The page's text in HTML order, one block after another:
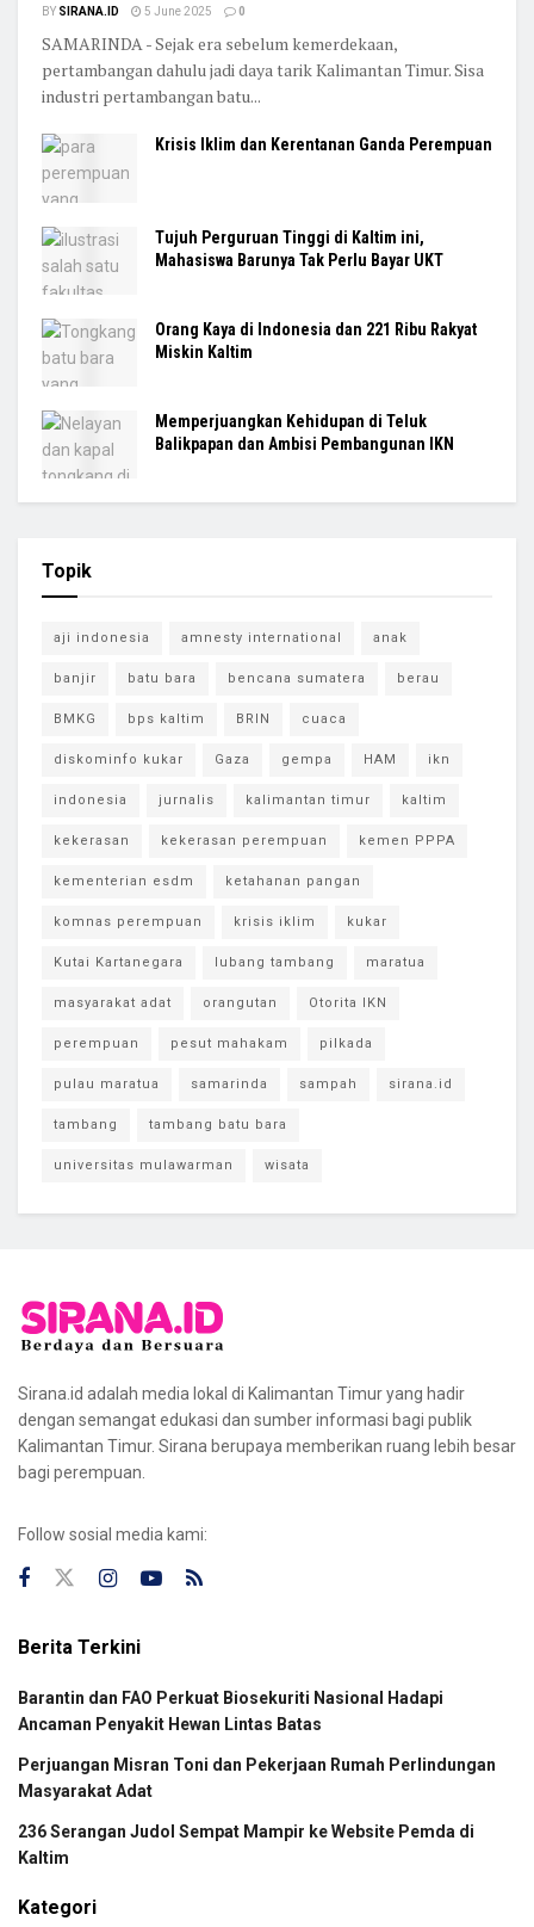
BY SIRANA.ID 5 June 2025 0
SAMARINDA - Sejak era sebelum kemerdekaan,
pertambangan dahulu jadi daya tarik Kalimantan Timur. Sisa
industri pertambangan batu...
Krisis Iklim dan Kerentanan Ganda Perempuan
Tujuh Perguruan Tinggi di Kaltim ini,
Mahasiswa Barunya Tak Perlu Bayar UKT
Orang Kaya di Indonesia dan 221 Ribu Rakyat
Miskin Kaltim
Memperjuangkan Kehidupan di Teluk
Balikpapan dan Ambisi Pembangunan IKN
Topik
aji indonesia amnesty international anak
banjir batu bara bencana sumatera berau
BMKG bps kaltim BRIN cuaca
diskominfo kukar Gaza gempa HAM ikn
indonesia jurnalis kalimantan timur kaltim
kekerasan kekerasan perempuan kemen PPPA
kementerian esdm ketahanan pangan
komnas perempuan krisis iklim kukar
Kutai Kartanegara lubang tambang maratua
masyarakat adat orangutan Otorita IKN
perempuan pesut mahakam pilkada
pulau maratua samarinda sampah sirana.id
tambang tambang batu bara
universitas mulawarman wisata
Sirana.id adalah media lokal di Kalimantan Timur yang hadir
dengan semangat edukasi dan sumber informasi bagi publik
Kalimantan Timur. Sirana berupaya memberikan ruang lebih besar
bagi perempuan.
Follow sosial media kami:
Berita Terkini
Barantin dan FAO Perkuat Biosekuriti Nasional Hadapi
Ancaman Penyakit Hewan Lintas Batas
Perjuangan Misran Toni dan Pekerjaan Rumah Perlindungan
Masyarakat Adat
236 Serangan Judol Sempat Mampir ke Website Pemda di
Kaltim
Kategori